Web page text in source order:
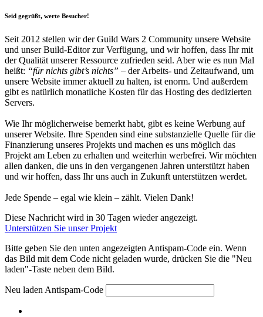
Seid gegrüßt, werte Besucher!
Seit 2012 stellen wir der Guild Wars 2 Community unsere Website
und unser Build-Editor zur Verfügung, und wir hoffen, dass Ihr mit
der Qualität unserer Ressource zufrieden seid. Aber wie es nun Mal
heißt: “für nichts gibt’s nichts” – der Arbeits- und Zeitaufwand, um
unsere Website immer aktuell zu halten, ist enorm. Und außerdem
gibt es natürlich monatliche Kosten für das Hosting des dedizierten
Servers.
Wie Ihr möglicherweise bemerkt habt, gibt es keine Werbung auf
unserer Website. Ihre Spenden sind eine substanzielle Quelle für die
Finanzierung unseres Projekts und machen es uns möglich das
Projekt am Leben zu erhalten und weiterhin werbefrei. Wir möchten
allen danken, die uns in den vergangenen Jahren unterstützt haben
und wir hoffen, dass Ihr uns auch in Zukunft unterstützen werdet.
Jede Spende – egal wie klein – zählt. Vielen Dank!
Diese Nachricht wird in 30 Tagen wieder angezeigt.
Unterstützen Sie unser Projekt
Bitte geben Sie den unten angezeigten Antispam-Code ein. Wenn
das Bild mit dem Code nicht geladen wurde, drücken Sie die "Neu
laden"-Taste neben dem Bild.
Neu laden Antispam-Code